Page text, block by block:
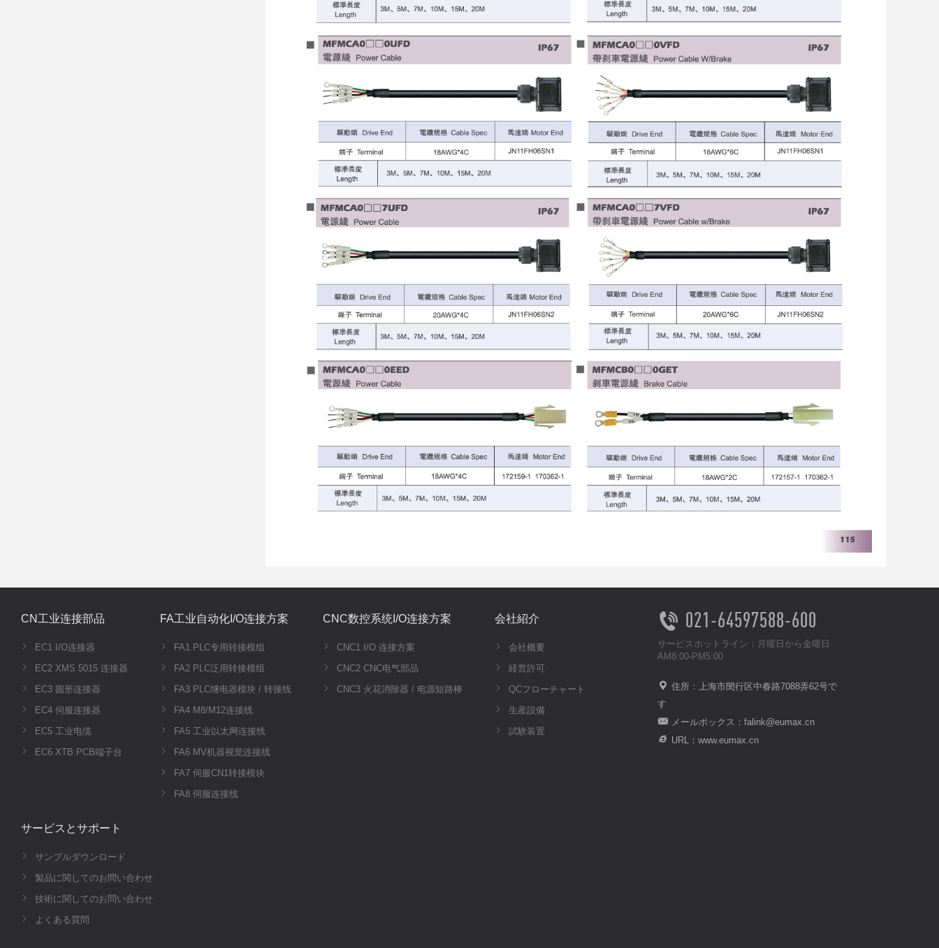
CN工业连接部品
EC1 I/O连接器
EC2 XMS 5015 连接器
EC3 圆形连接器
EC4 伺服连接器
EC5 工业电缆
EC6 XTB PCB端子台
FA工业自动化I/O连接方案
FA1 PLC专用转接模组
FA2 PLC泛用转接模组
FA3 PLC继电器模块 / 转接线
FA4 M8/M12连接线
FA5 工业以太网连接线
FA6 MV机器视觉连接线
FA7 伺服CN1转接模块
FA8 伺服连接线
CNC数控系统I/O连接方案
CNC1 I/O 连接方案
CNC2 CNC电气部品
CNC3 火花消除器 / 电源短路棒
会社紹介
会社概要
経営許可
QCフローチャート
生産設備
試験装置
サービスとサポート
サンプルダウンロード
製品に関してのお問い合わせ
技術に関してのお問い合わせ
よくある質問
021-64597588-600
サービスホットライン：月曜日から金曜日
AM8:00-PM5:00
住所：上海市閔行区中春路7088弄62号で
す
メールボックス：falink@eumax.cn
URL：www.eumax.cn